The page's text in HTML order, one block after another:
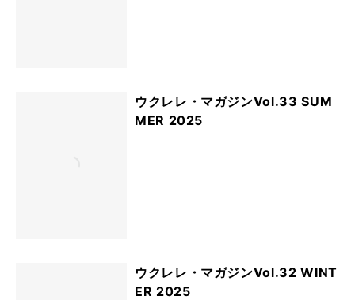
ウクレレ・マガジンVol.33 SUM
MER 2025
ウクレレ・マガジンVol.32 WINT
ER 2025